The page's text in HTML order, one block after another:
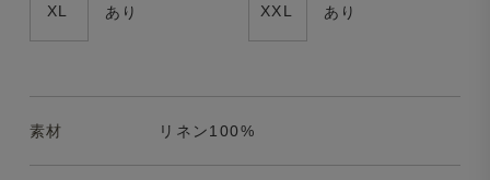
XL あり XXL あり
素材 リネン100%